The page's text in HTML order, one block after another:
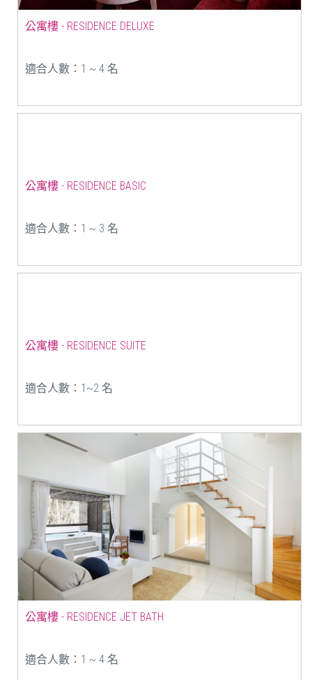
公寓樓 - RESIDENCE DELUXE
適合人數：1 ~ 4 名
公寓樓 - RESIDENCE BASIC
適合人數：1 ~ 3 名
公寓樓 - RESIDENCE SUITE
適合人數：1~2 名
公寓樓 - RESIDENCE JET BATH
適合人數：1 ~ 4 名